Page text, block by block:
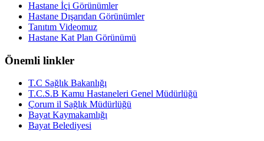
Hastane İçi Görünümler
Hastane Dışarıdan Görünümler
Tanıtım Videomuz
Hastane Kat Plan Görünümü
Önemli linkler
T.C Sağlık Bakanlığı
T.C.S.B Kamu Hastaneleri Genel Müdürlüğü
Çorum il Sağlık Müdürlüğü
Bayat Kaymakamlığı
Bayat Belediyesi